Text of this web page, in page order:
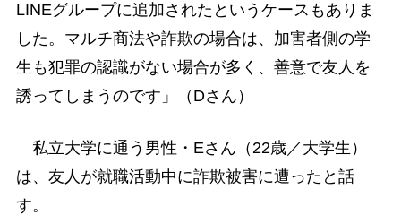
LINEグループに追加されたというケースもありま
した。マルチ商法や詐欺の場合は、加害者側の学
生も犯罪の認識がない場合が多く、善意で友人を
誘ってしまうのです」（Dさん）
私立大学に通う男性・Eさん（22歳／大学生）
は、友人が就職活動中に詐欺被害に遭ったと話
す。